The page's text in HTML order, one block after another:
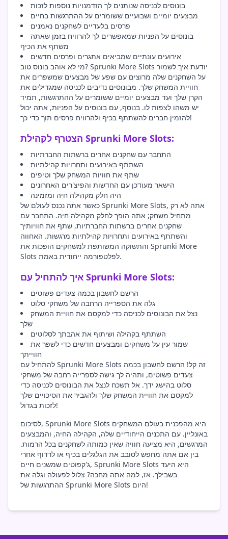
בונוסים לכניסה שנותנים לך הזדמנויות נוספות לזכות
מבצעים יומיים ושבועיים ששומרים על ההתרגשות בחיים
פרסים בלעדיים לשחקנים נאמנים
בונוסים על הפניות שמאפשרים לך להרוויח בזמן שאתה
משתף את הכיף
אירועים עונתיים שמביאים אתגרים ופרסים חדשים
מי לא אוהב בונוס טוב? Sprunki More Slots יודעת איך לשמור
על השחקנים שלה מרוצים עם שפע של מבצעים שמשפרים את
חוויית המשחק שלך. מבונוסים נדיבים לכניסה שמגדילים את
הקרן שלך ועד מבצעים יומיים ששומרים על ההתרגשות, תמיד
יש משהו לצפות לו. בנוסף, עם בונוסים על הפניות, אתה יכול
להזמין חברים להשתתף בכיף ולהרוויח פרסים תוך כדי כך!
הצטרף לקהילת Sprunki More Slots:
התחבר עם שחקנים אחרים ברשתות החברתיות
השתתף באירועים ותחרויות קהילתיות
שתף את חוויות המשחק שלך וטיפים
הישאר מעודכן עם החדשות והפיצ'רים האחרונים
היה חלק מקהילה חיה ומזמינה
כאשר אתה נכנס לעולם של Sprunki More Slots, אתה לא רק
מתחיל משחק; אתה הופך לחלק מקהילה חיה. התחבר עם
שחקנים אחרים ברשתות החברתיות, שתף את חוויותיך
והשתתף באירועים ותחרויות קהילתיות מרגשות. האחווה
והתשוקה המשותפת למשחקים הופכות את Sprunki More
Slots לפלטפורמה ייחודית באמת.
איך להתחיל עם Sprunki More Slots:
הרשם לחשבון בכמה צעדים פשוטים
גלה את הספרייה הרחבה של משחקי סלוט
נצל את הבונוסים לכניסה כדי למקסם את חוויית המשחק
שלך
השתתף בקהילה ושיתוף את אהבתך לסלוטים
שמור עין על משחקים ומבצעים חדשים כדי לשפר את
חווייתך
להתחיל עם Sprunki More Slots זה קל! הרשם לחשבון בכמה
צעדים פשוטים, ותהיה לך גישה לספרייה רחבה של משחקי
סלוט בהישג ידך. אל תשכח לנצל את הבונוסים לכניסה כדי
למקסם את חוויית המשחק שלך ולהגביר את הסיכויים שלך
לזכות בגדול!
לסיכום, Sprunki More Slots היא מהפכנית בעולם המשחקים
באונליין. עם התכנים הייחודיים שלה, הקהילה החיה, והמבצעים
המרגשים, היא מציעה חוויה שאין כמותה לשחקנים בכל הרמות.
בין אם אתה מחפש לסובב את הגלגלים בכיף או לרדוף אחרי
ג'קפוטים שמשנים חיים, Sprunki More Slots היא היעד
בשבילך. אז, למה אתה מחכה? צלול לפעולה וגלה את
ההתרגשות של Sprunki More Slots היום!